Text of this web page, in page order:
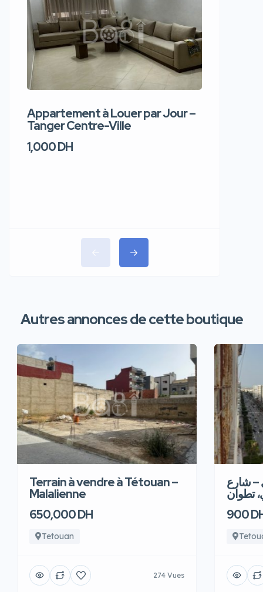
Appartement à Louer par Jour –
Tanger Centre-Ville
1,000 DH
Autres annonces de cette boutique
Terrain à vendre à Tétouan –
Malalienne
650,000 DH
Tetouan
274 Vues
– شارع
تطوان
900